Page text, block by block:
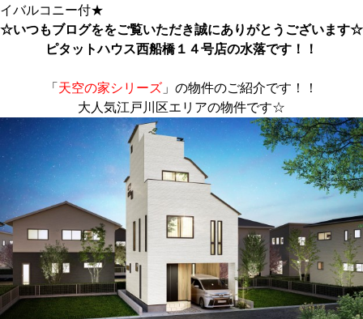
イバルコニー付★
☆いつもブログををご覧いただき誠にありがとうございます☆
ピタットハウス西船橋１４号店の水落です！！
「 天空の家シリーズ 」の物件のご紹介です！！
大人気江戸川区エリアの物件です☆